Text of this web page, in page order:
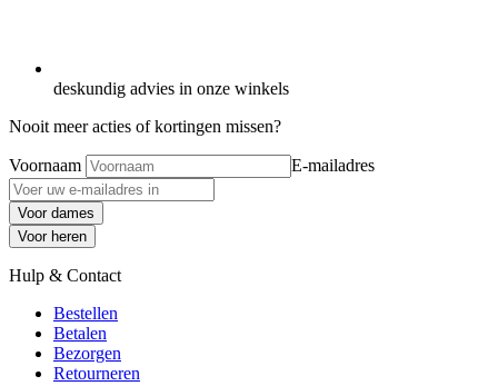
deskundig advies in onze winkels
Nooit meer acties of kortingen missen?
Voornaam E-mailadres
Voor dames
Voor heren
Hulp & Contact
Bestellen
Betalen
Bezorgen
Retourneren